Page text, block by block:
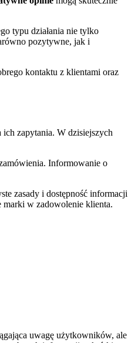
typu działania nie tylko
pozytywne, jak i
kontaktu z klientami oraz
zapytania. W dzisiejszych
Informowanie o
zasady i dostępność informacji
marki w zadowolenie klienta.
uwagę użytkowników, ale